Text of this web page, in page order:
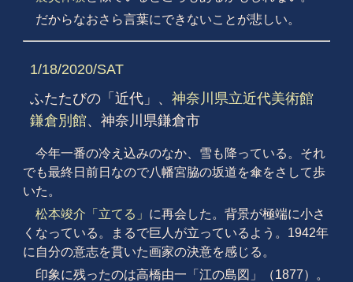
だからなおさら言葉にできないことが悲しい。
1/18/2020/SAT
ふたたびの「近代」、 神奈川県立近代美術館
鎌倉別館、神奈川県鎌倉市
今年一番の冷え込みのなか、雪も降っている。それ
でも最終日前日なので八幡宮脇の坂道を傘をさして歩
いた。
松本竣介「立てる」 に再会した。背景が極端に小さ
くなっている。まるで巨人が立っているよう。1942年
に自分の意志を貫いた画家の決意を感じる。
印象に残ったのは高橋由一「江の島図」（1877）。